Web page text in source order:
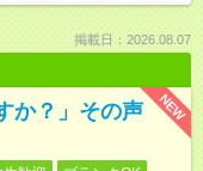
掲載日：2026.08.07
NEW
か？」その声